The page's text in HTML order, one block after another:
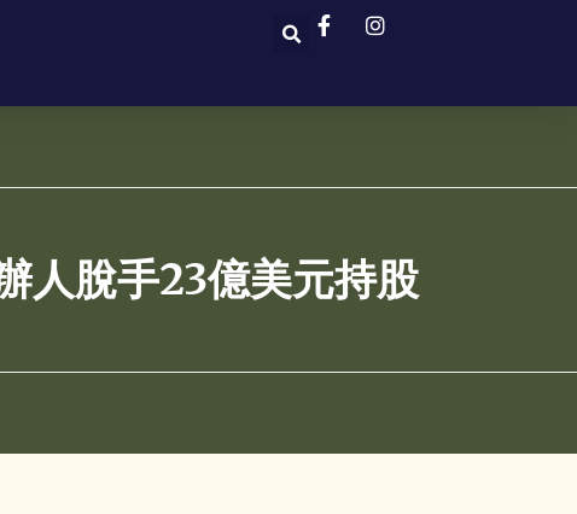
人脫手23億美元持股